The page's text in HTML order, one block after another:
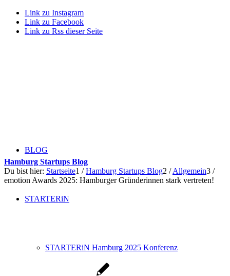
Link zu Instagram
Link zu Facebook
Link zu Rss dieser Seite
BLOG
STARTERiN
STARTERiN Hamburg 2025 Konferenz
Hamburg Startups Blog
Du bist hier: Startseite1 / Hamburg Startups Blog2 / Allgemein3 /
emotion Awards 2025: Hamburger Gründerinnen stark vertreten!